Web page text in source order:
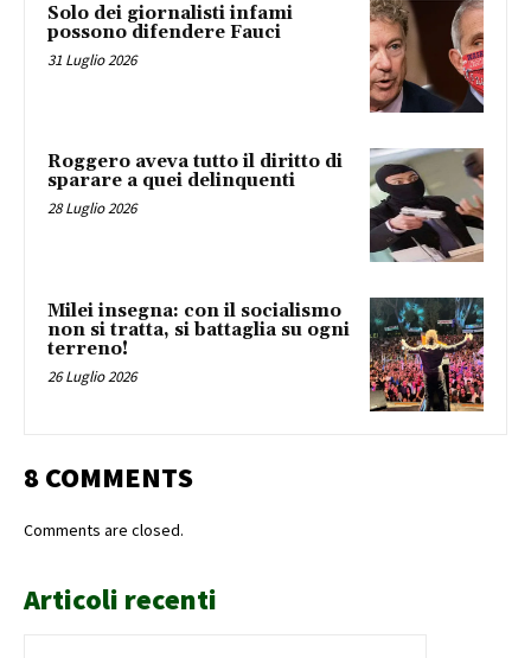
Solo dei giornalisti infami
possono difendere Fauci
31 Luglio 2026
Roggero aveva tutto il diritto di
sparare a quei delinquenti
28 Luglio 2026
Milei insegna: con il socialismo
non si tratta, si battaglia su ogni
terreno!
26 Luglio 2026
8 COMMENTS
Comments are closed.
Articoli recenti